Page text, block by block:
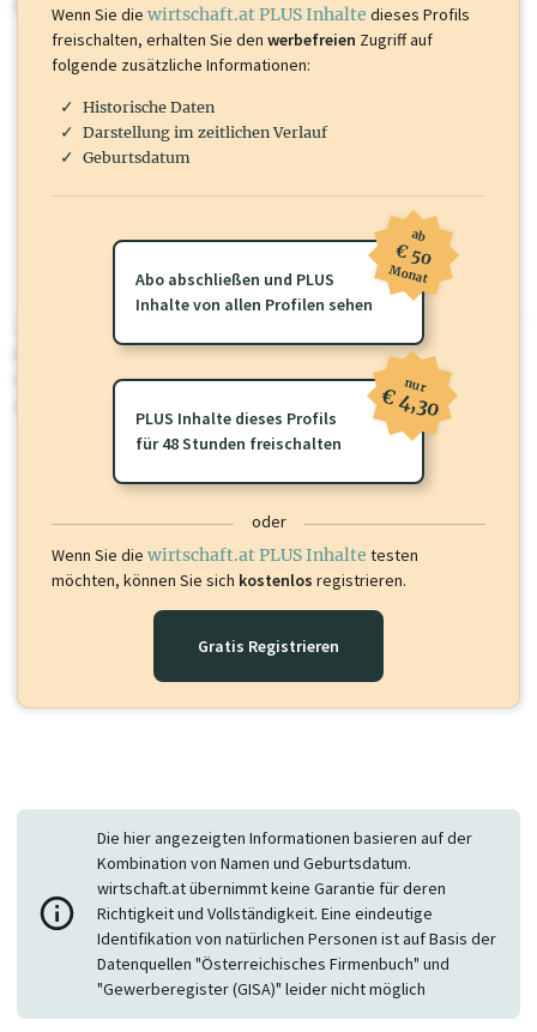
mehr.
Für dieses Profil gibt es zusätzlichewirtschaft.at PLUS Inhalte
Sie momentan nicht einsehen können. Schalten Sie dieses Profil frei
oder loggen Sie sich ein um diese Inhalte zu sehen.
Wenn Sie die wirtschaft.at PLUS Inhalte dieses Profils
freischalten, erhalten Sie den werbefreien Zugriff auf
folgende zusätzliche Informationen:
Historische Daten
Darstellung im zeitlichen Verlauf
Geburtsdatum
Abo abschließen und PLUS
Inhalte von allen Profilen sehen
ab
€ 50
Monat
PLUS Inhalte dieses Profils
für 48 Stunden freischalten
nur
€ 4,30
oder
Wenn Sie die wirtschaft.at PLUS Inhalte testen
möchten, können Sie sich kostenlos registrieren.
Gratis Registrieren
Die hier angezeigten Informationen basieren auf der
Kombination von Namen und Geburtsdatum.
wirtschaft.at übernimmt keine Garantie für deren
Richtigkeit und Vollständigkeit. Eine eindeutige
Identifikation von natürlichen Personen ist auf Basis der
Datenquellen "Österreichisches Firmenbuch" und
"Gewerberegister (GISA)" leider nicht möglich